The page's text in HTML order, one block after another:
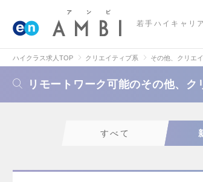
若手ハイキャリ
ハイクラス求人TOP クリエイティブ系 その他、クリエ
リモートワーク可能のその他、
すべて